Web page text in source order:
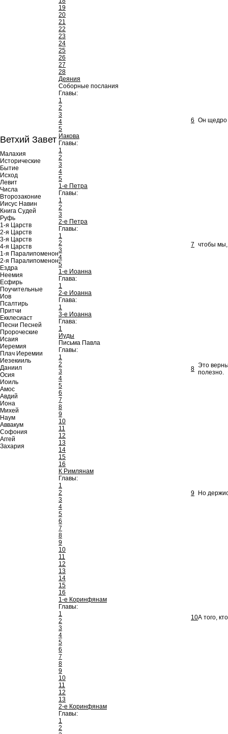
Ветхий Завет
Малахия
Исторические
Бытие
Исход
Левит
Числа
Второзаконие
Иисус Навин
Книга Судей
Руфь
1-я Царств
2-я Царств
3-я Царств
4-я Царств
1-я Паралипоменон
2-я Паралипоменон
Ездра
Неемия
Есфирь
Поучительные
Иов
Псалтирь
Притчи
Екклесиаст
Песни Песней
Пророческие
Исаия
Иеремия
Плач Иеремии
Иезекииль
Даниил
Осия
Иоиль
Амос
Авдий
Иона
Михей
Наум
Аввакум
Софония
Аггей
Захария
19
20
21
22
23
24
25
26
27
28
Деяния
Соборные послания
Главы:
1
2
3
4
5
Иакова
Главы:
1
2
3
4
5
1-е Петра
Главы:
1
2
3
2-е Петра
Главы:
1
2
3
4
5
1-е Иоанна
Глава:
1
2-е Иоанна
Глава:
1
3-е Иоанна
Глава:
1
Иуды
Письма Павла
Главы:
1
2
3
4
5
6
7
8
9
10
11
12
13
14
15
16
К Римлянам
Главы:
1
2
3
4
5
6
7
8
9
10
11
12
13
14
15
16
1-е Коринфянам
Главы:
1
2
3
4
5
6
7
8
9
10
11
12
13
2-е Коринфянам
Главы:
1
2
6 Он щедро
7 чтобы мы,
8 Это
полезно.
9 Но
10А того,